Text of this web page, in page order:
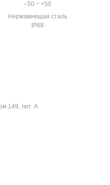
–50 ~ +50
Нержавеющая сталь
IP68
149, лит. А